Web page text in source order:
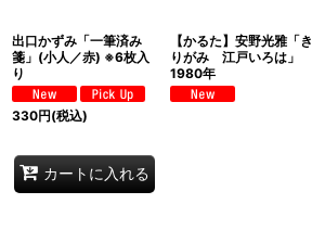
出口かずみ「一筆済み
箋」(小人／赤) ※6枚入
り
330円(税込)
カートに入れる
【かるた】安野光雅「き
りがみ 江戸いろは」
1980年